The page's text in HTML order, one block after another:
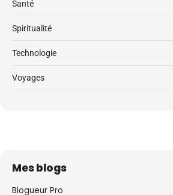
Santé
Spiritualité
Technologie
Voyages
Mes blogs
Blogueur Pro